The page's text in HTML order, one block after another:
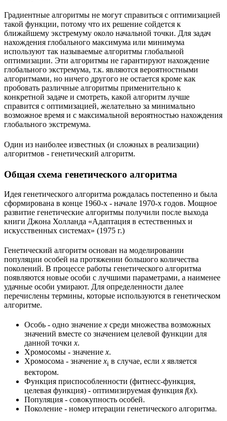
Градиентные алгоритмы не могут справиться с оптимизацией
такой функции, потому что их решение сойдется к
ближайшему экстремуму около начальной точки. Для задач
нахождения глобального максимума или минимума
используют так называемые алгоритмы глобальной
оптимизации. Эти алгоритмы не гарантируют нахождение
глобального экстремума, т.к. являются вероятностными
алгоритмами, но ничего другого не остается кроме как
пробовать различные алгоритмы применительно к
конкретной задаче и смотреть, какой алгоритм лучше
справится с оптимизацией, желательно за минимально
возможное время и с максимальной вероятностью нахождения
глобального экстремума.
Один из наиболее известных (и сложных в реализации)
алгоритмов - генетический алгоритм.
Общая схема генетического алгоритма
Идея генетического алгоритма рождалась постепенно и была
сформирована в конце 1960-х - начале 1970-х годов. Мощное
развитие генетические алгоритмы получили после выхода
книги Джона Холланда «Адаптация в естественных и
искусственных системах» (1975 г.)
Генетический алгоритм основан на моделировании
популяции особей на протяжении большого количества
поколений. В процессе работы генетического алгоритма
появляются новые особи с лучшими параметрами, а наименее
удачные особи умирают. Для определенности далее
перечислены термины, которые используются в генетическом
алгоритме.
Особь - одно значение x среди множества возможных
значений вместе со значением целевой функции для
данной точки x.
Хромосомы - значение x.
Хромосома - значение xi в случае, если x является
вектором.
Функция приспособленности (фитнесс-функция,
целевая функция) - оптимизируемая функция f(x).
Популяция - совокупность особей.
Поколение - номер итерации генетического алгоритма.